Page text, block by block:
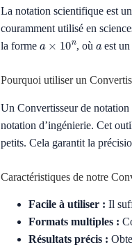
La notation scientifique est
couramment utilisé en
la forme
10n, où est un
Pourquoi utiliser un
Un Convertisseur de
notation d’ingénierie. Cet
petits. Cela garantit la
Caractéristiques de notre
Facile à utiliser : Il
Formats multiples :
Résultats précis :